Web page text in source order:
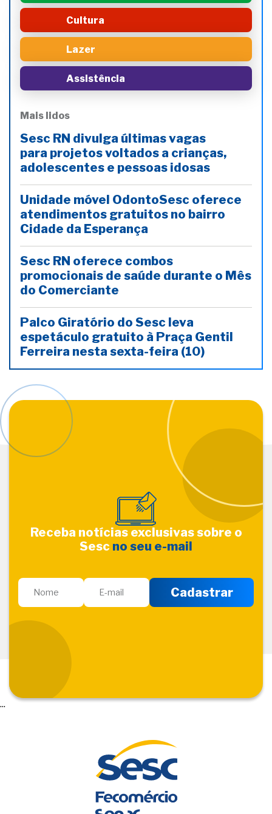
Cultura
Lazer
Assistência
Mais lidos
Sesc RN divulga últimas vagas
para projetos voltados a crianças,
adolescentes e pessoas idosas
Unidade móvel OdontoSesc oferece
atendimentos gratuitos no bairro
Cidade da Esperança
Sesc RN oferece combos
promocionais de saúde durante o Mês
do Comerciante
Palco Giratório do Sesc leva
espetáculo gratuito à Praça Gentil
Ferreira nesta sexta-feira (10)
Receba notícias exclusivas sobre o
Sesc no seu e-mail
...